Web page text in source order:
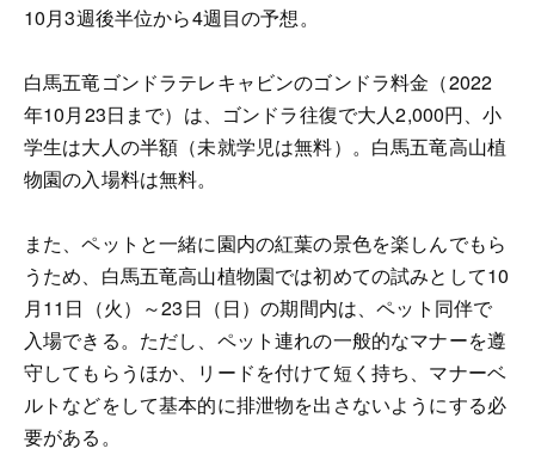
10月3週後半位から4週目の予想。
白馬五竜ゴンドラテレキャビンのゴンドラ料金（2022
年10月23日まで）は、ゴンドラ往復で大人2,000円、小
学生は大人の半額（未就学児は無料）。白馬五竜高山植
物園の入場料は無料。
また、ペットと一緒に園内の紅葉の景色を楽しんでもら
うため、白馬五竜高山植物園では初めての試みとして10
月11日（火）～23日（日）の期間内は、ペット同伴で
入場できる。ただし、ペット連れの一般的なマナーを遵
守してもらうほか、リードを付けて短く持ち、マナーベ
ルトなどをして基本的に排泄物を出さないようにする必
要がある。